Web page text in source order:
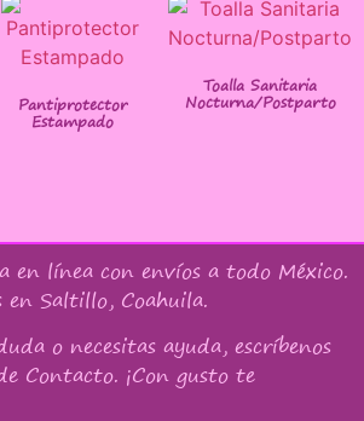
Pantiprotector
Estampado
Toalla Sanitaria
Nocturna/Postparto
en línea con envíos a todo México.
en Saltillo, Coahuila.
o necesitas ayuda, escríbenos
Contacto. ¡Con gusto te